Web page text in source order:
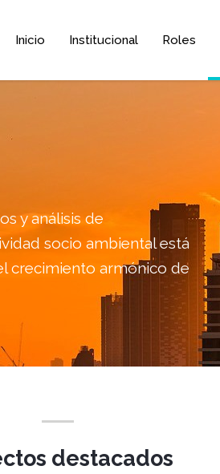
Inicio Institucional Roles
y análisis de
socio ambiental está
crecimiento armónico de
destacados